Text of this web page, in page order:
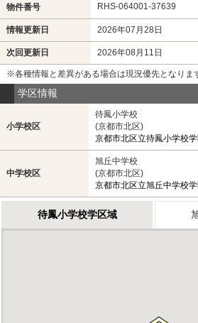
物件番号 RHS-064001-37639
情報更新日 2026年07月28日
次回更新日 2026年08月11日
※各種情報と差異がある場合は現況優先となりま
学区情報
小学校区
待鳳小学校
(京都市北区)
京都市北区立待鳳小学校
中学校区
旭丘中学校
(京都市北区)
京都市北区立旭丘中学校
待鳳小学校学区域